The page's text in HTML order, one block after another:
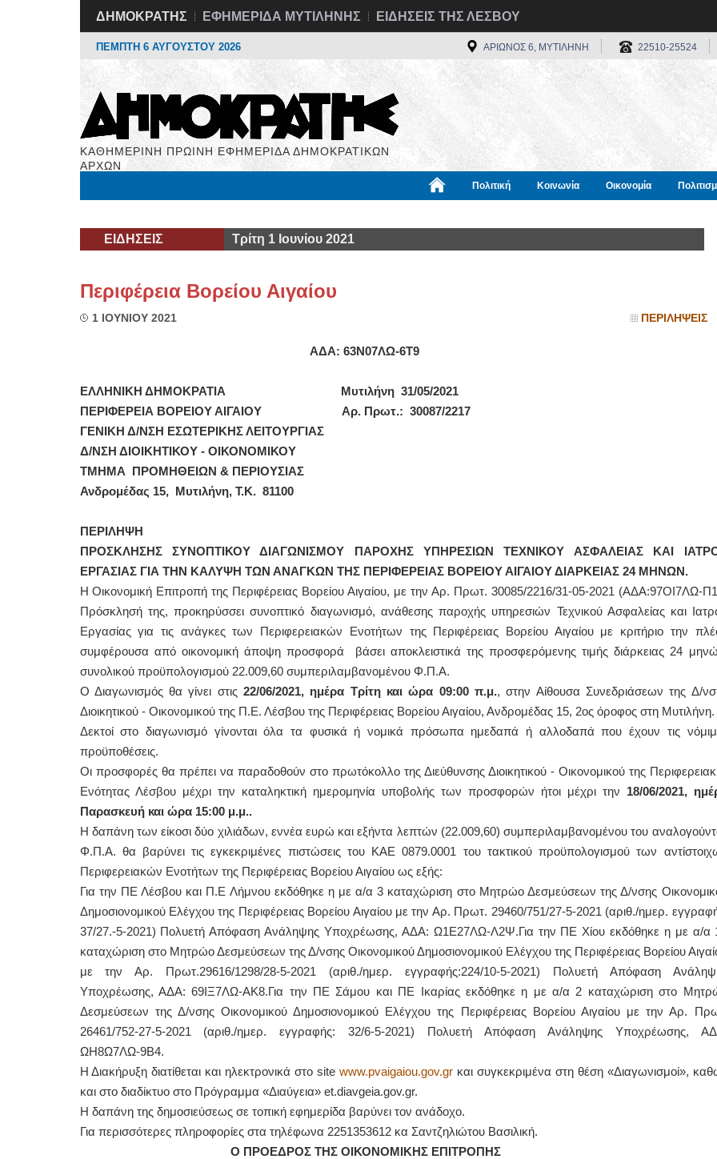
ΔΗΜΟΚΡΑΤΗΣ ΕΦΗΜΕΡΙΔΑ ΜΥΤΙΛΗΝΗΣ ΕΙΔΗΣΕΙΣ ΤΗΣ ΛΕΣΒΟΥ
ΠΕΜΠΤΗ 6 ΑΥΓΟΥΣΤΟΥ 2026 ΑΡΙΩΝΟΣ 6, ΜΥΤΙΛΗΝΗ 22510-25524
ΚΑΘΗΜΕΡΙΝΗ ΠΡΩΙΝΗ ΕΦΗΜΕΡΙΔΑ ΔΗΜΟΚΡΑΤΙΚΩΝ
ΑΡΧΩΝ
Πολιτική Κοινωνία Οικονομία
ΕΙΔΗΣΕΙΣ Τρίτη 1 Ιουνίου 2021
Περιφέρεια Βορείου Αιγαίου
1 ΙΟΥΝΙΟΥ 2021 ΠΕΡΙΛΗΨΕΙΣ
ΑΔΑ: 63Ν07ΛΩ-6Τ9
ΕΛΛΗΝΙΚΗ ΔΗΜΟΚΡΑΤΙΑ Μυτιλήνη 31/05/2021
ΠΕΡΙΦΕΡΕΙΑ ΒΟΡΕΙΟΥ ΑΙΓΑΙΟΥ Αρ. Πρωτ.: 30087/2217
ΓΕΝΙΚΗ Δ/ΝΣΗ ΕΣΩΤΕΡΙΚΗΣ ΛΕΙΤΟΥΡΓΙΑΣ
Δ/ΝΣΗ ΔΙΟΙΚΗΤΙΚΟΥ - ΟΙΚΟΝΟΜΙΚΟΥ
ΤΜΗΜΑ ΠΡΟΜΗΘΕΙΩΝ & ΠΕΡΙΟΥΣΙΑΣ
Ανδρομέδας 15, Μυτιλήνη, Τ.Κ. 81100
ΠΕΡΙΛΗΨΗ
ΠΡΟΣΚΛΗΣΗΣ ΣΥΝΟΠΤΙΚΟΥ ΔΙΑΓΩΝΙΣΜΟΥ ΠΑΡΟΧΗΣ ΥΠΗΡΕΣΙΩΝ ΤΕΧΝΙΚΟΥ ΑΣΦΑΛΕΙΑΣ ΚΑΙ
ΕΡΓΑΣΙΑΣ ΓΙΑ ΤΗΝ ΚΑΛΥΨΗ ΤΩΝ ΑΝΑΓΚΩΝ ΤΗΣ ΠΕΡΙΦΕΡΕΙΑΣ ΒΟΡΕΙΟΥ ΑΙΓΑΙΟΥ ΔΙΑΡΚΕΙΑΣ 24 ΜΗΝΩΝ.
Η Οικονομική Επιτροπή της Περιφέρειας Βορείου Αιγαίου, με την Αρ. Πρωτ. 30085/2216/31-05-2021 (ΑΔΑ:97ΟΙ7ΛΩ-
Πρόσκλησή της, προκηρύσσει συνοπτικό διαγωνισμό, ανάθεσης παροχής υπηρεσιών Τεχνικού Ασφαλείας και
Εργασίας για τις ανάγκες των Περιφερειακών Ενοτήτων της Περιφέρειας Βορείου Αιγαίου με κριτήριο την
συμφέρουσα από οικονομική άποψη προσφορά βάσει αποκλειστικά της προσφερόμενης τιμής διάρκειας 24
συνολικού προϋπολογισμού 22.009,60 συμπεριλαμβανομένου Φ.Π.Α.
Ο Διαγωνισμός θα γίνει στις22/06/2021, ημέρα Τρίτη και ώρα 09:00 π.μ., στην Αίθουσα Συνεδριάσεων της Δ/
Διοικητικού - Οικονομικού της Π.Ε. Λέσβου της Περιφέρειας Βορείου Αιγαίου, Ανδρομέδας 15, 2ος όροφος στη Μυτιλήνη.
Δεκτοί στο διαγωνισμό γίνονται όλα τα φυσικά ή νομικά πρόσωπα ημεδαπά ή αλλοδαπά που έχουν τις
προϋποθέσεις.
Οι προσφορές θα πρέπει να παραδοθούν στο πρωτόκολλο της Διεύθυνσης Διοικητικού - Οικονομικού της
Ενότητας Λέσβου μέχρι την καταληκτική ημερομηνία υποβολής των προσφορών ήτοι μέχρι την 18/06/2021,
Παρασκευή και ώρα 15:00 μ.μ..
Η δαπάνη των είκοσι δύο χιλιάδων, εννέα ευρώ και εξήντα λεπτών (22.009,60) συμπεριλαμβανομένου του
Φ.Π.Α. θα βαρύνει τις εγκεκριμένες πιστώσεις του ΚΑΕ 0879.0001 του τακτικού προϋπολογισμού των
Περιφερειακών Ενοτήτων της Περιφέρειας Βορείου Αιγαίου ως εξής:
Για την ΠΕ Λέσβου και Π.Ε Λήμνου εκδόθηκε η με α/α 3 καταχώριση στο Μητρώο Δεσμεύσεων της Δ/νσης
Δημοσιονομικού Ελέγχου της Περιφέρειας Βορείου Αιγαίου με την Αρ. Πρωτ. 29460/751/27-5-2021 (αριθ./ημερ.
37/27.-5-2021) Πολυετή Απόφαση Ανάληψης Υποχρέωσης, ΑΔΑ: Ω1Ε27ΛΩ-Λ2Ψ.Για την ΠΕ Χίου εκδόθηκε η με α/α
καταχώριση στο Μητρώο Δεσμεύσεων της Δ/νσης Οικονομικού Δημοσιονομικού Ελέγχου της Περιφέρειας Βορείου
με την Αρ. Πρωτ.29616/1298/28-5-2021 (αριθ./ημερ. εγγραφής:224/10-5-2021) Πολυετή Απόφαση
Υποχρέωσης, ΑΔΑ: 69ΙΞ7ΛΩ-ΑΚ8.Για την ΠΕ Σάμου και ΠΕ Ικαρίας εκδόθηκε η με α/α 2 καταχώριση στο
Δεσμεύσεων της Δ/νσης Οικονομικού Δημοσιονομικού Ελέγχου της Περιφέρειας Βορείου Αιγαίου με την Αρ.
26461/752-27-5-2021 (αριθ./ημερ. εγγραφής: 32/6-5-2021) Πολυετή Απόφαση Ανάληψης Υποχρέωσης,
ΩΗ8Ω7ΛΩ-9Β4.
Η Διακήρυξη διατίθεται και ηλεκτρονικά στο site www.pvaigaiou.gov.grκαι συγκεκριμένα στη θέση «Διαγωνισμοί»,
και στο διαδίκτυο στο Πρόγραμμα «Διαύγεια» et.diavgeia.gov.gr.
Η δαπάνη της δημοσιεύσεως σε τοπική εφημερίδα βαρύνει τον ανάδοχο.
Για περισσότερες πληροφορίες στα τηλέφωνα 2251353612 κα Σαντζηλιώτου Βασιλική.
Ο ΠΡΟΕΔΡΟΣ ΤΗΣ ΟΙΚΟΝΟΜΙΚΗΣ ΕΠΙΤΡΟΠΗΣ
ΧΕΙΡΟΥΡΓΟΣ
ΟΦΘΑΛΜΙΑΤΡΟΣ
Διδάκτωρ Ιατρικής Σχολής
τηλ:210-9320215
Καβέτσου 10, Μυτιλήνη, τηλ:
2251038065
Χειρουργός Ωτορινολαρυγγολόγος
Έλενα Μπούμπα
Στρατιωτικός Ιατρός
Διπλωματούχος Ευρ.Ακαδημίας
Πάρνηθας 95-97 Αχαρναί
2102467085 & 6938502258
email- elenboumpa@gmail.com